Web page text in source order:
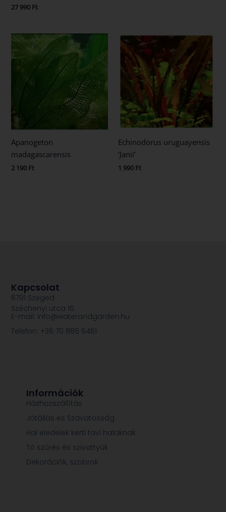
27 990 Ft
Apanogeton
madagascarensis
2 190 Ft
Echinodorus uruguayensis
‘Janii’
1 990 Ft
Információk
Házhozszállítás
Jótállás és Szavatosság
Hal eledelek kerti tavi halaknak
Tó szűrés és szivattyúk
Dekorációk, szobrok
Kapcsolat
6791 Szeged
Széchenyi utca 16.
E-mail: info@waterandgarden.hu
Telefon: +36 70 886 6461